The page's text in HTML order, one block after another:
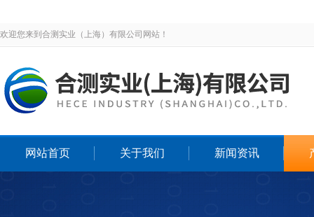
欢迎您来到合测实业（上海）有限公司网站！
网站首页 关于我们 新闻资讯